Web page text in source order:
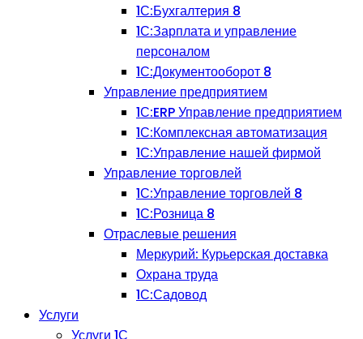
1С:Бухгалтерия 8
1С:Зарплата и управление
персоналом
1С:Документооборот 8
Управление предприятием
1С:ERP Управление предприятием
1С:Комплексная автоматизация
1С:Управление нашей фирмой
Управление торговлей
1С:Управление торговлей 8
1С:Розница 8
Отраслевые решения
Меркурий: Курьерская доставка
Охрана труда
1С:Садовод
Услуги
Услуги 1С